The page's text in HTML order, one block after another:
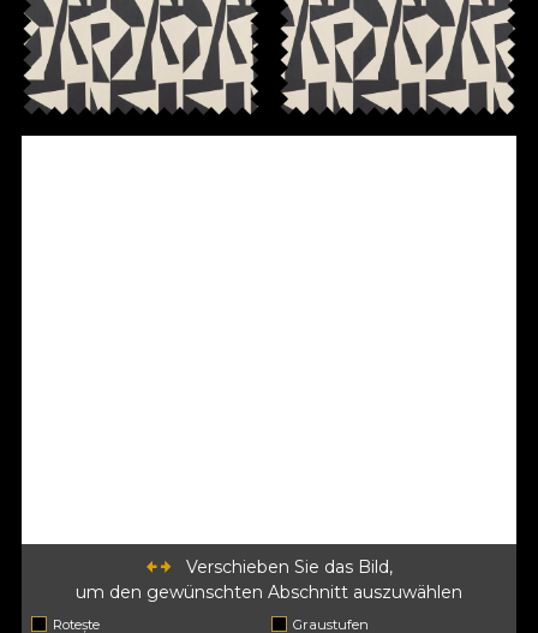
Verschieben Sie das Bild,
um den gewünschten Abschnitt auszuwählen
Rotește
Graustufen